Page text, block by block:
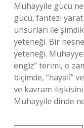
Muhayyile gücü
gücü, fantezi
unsurları ile
yeteneği. Bir
yeteneği.
engîz” terimi, o
biçimde, “hayalî”
ve kavram
Muhayyile dinde